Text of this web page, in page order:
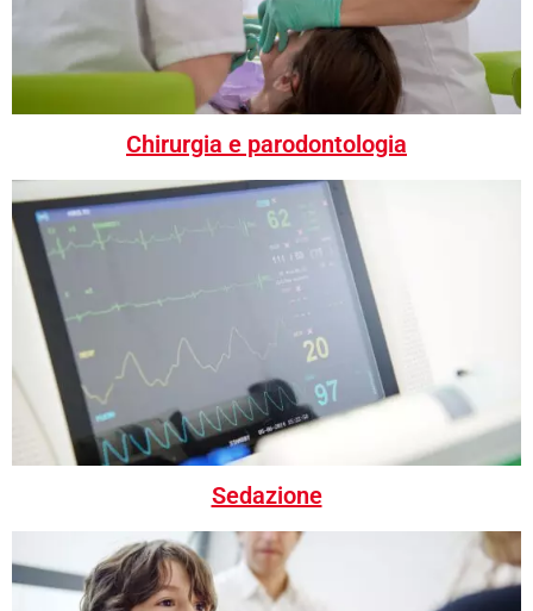
Chirurgia e parodontologia
Sedazione